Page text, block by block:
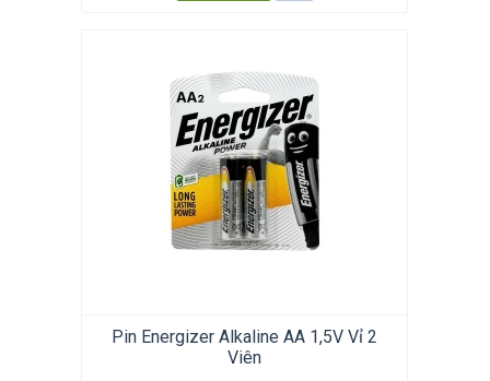
Pin Energizer Alkaline AA 1,5V Vỉ 2
Viên